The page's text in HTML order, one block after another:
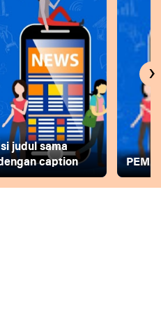
judul sama
caption
›